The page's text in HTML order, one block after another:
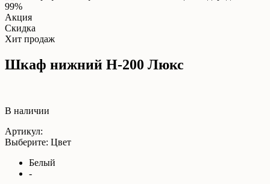
99%
Акция
Скидка
Хит продаж
Шкаф нижний Н-200 Люкс
В наличии
Артикул:
Выберите: Цвет
Белый
-